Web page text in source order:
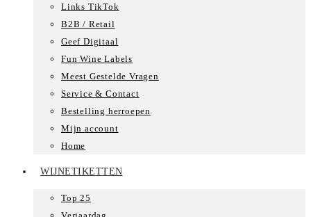
Links TikTok
B2B / Retail
Geef Digitaal
Fun Wine Labels
Meest Gestelde Vragen
Service & Contact
Bestelling herroepen
Mijn account
Home
WIJNETIKETTEN
Top 25